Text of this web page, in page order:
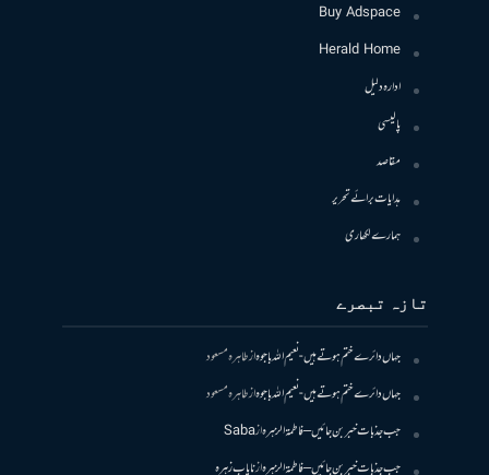
Buy Adspace
Herald Home
ادارہ دلیل
پالیسی
مقاصد
ہدایات برائے تحریر
ہمارے لکھاری
تازہ تبصرے
جہاں دائرے ختم ہوتے ہیں- نعیم اللہ باجوہازطاہرہ مسعود
جہاں دائرے ختم ہوتے ہیں- نعیم اللہ باجوہازطاہرہ مسعود
جب جذبات خبر بن جائیں – فاطمۃالزہرہازSaba
جب جذبات خبر بن جائیں – فاطمۃالزہرہازنایاب زہرہ